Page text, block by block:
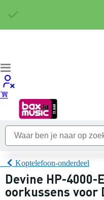
Koptelefoon-onderdeel
Devine HP-4000-
oorkussens voor